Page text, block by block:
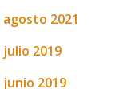
agosto 2021
julio 2019
junio 2019